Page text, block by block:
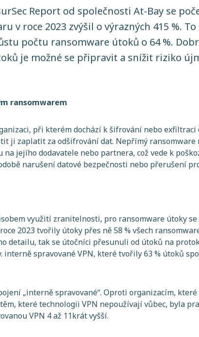
Report od společnosti At-Bay se
v roce 2023 zvýšil o výrazných 415 %.
počtu ransomware útoků o 64 %.
je možné se připravit a snížit riziko
ransomwarem
při kterém dochází k šifrování nebo exfiltraci
ji zaplatit za odšifrování dat. Nepřímý ransomware
jejího dodavatele nebo partnera, což vede k
narušení datové bezpečnosti nebo přerušení
využití zranitelnosti, pro ransomware útoky
2023 tvořily útoky přes ně 58 % všech
detailu, tak se útočníci přesunuli od útoků na
interně spravované VPN, které tvořily 63 % útoků
„interně spravované“. Oproti organizacím,
které technologii VPN nepoužívají vůbec, byla
VPN 4 až 11krát vyšší.